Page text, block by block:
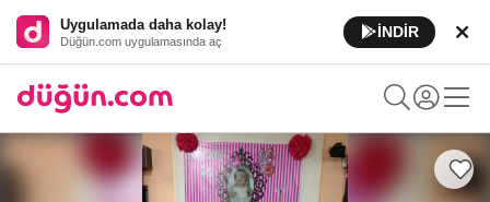
Uygulamada daha kolay!
Düğün.com uygulamasında aç
İNDİR